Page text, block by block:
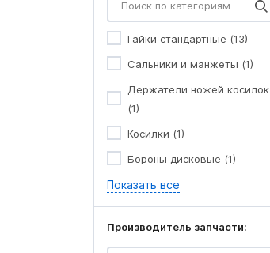
Гайки стандартные (13)
Сальники и манжеты (1)
Держатели ножей косилок
(1)
Косилки (1)
Бороны дисковые (1)
Показать все
Производитель запчасти: